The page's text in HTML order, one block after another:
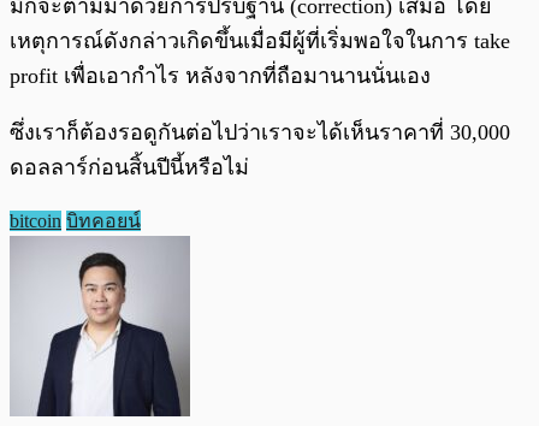
มักจะตามมาด้วยการปรับฐาน (correction) เสมอ โดย
เหตุการณ์ดังกล่าวเกิดขึ้นเมื่อมีผู้ที่เริ่มพอใจในการ take
profit เพื่อเอากำไร หลังจากที่ถือมานานนั่นเอง
ซึ่งเราก็ต้องรอดูกันต่อไปว่าเราจะได้เห็นราคาที่ 30,000
ดอลลาร์ก่อนสิ้นปีนี้หรือไม่
bitcoin บิทคอยน์